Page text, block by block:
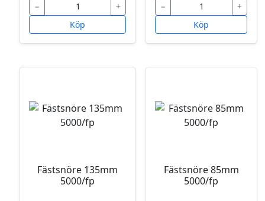
−
+
Köp
−
+
Köp
Fästsnöre 135mm
5000/fp
Fästsnöre 85mm
5000/fp